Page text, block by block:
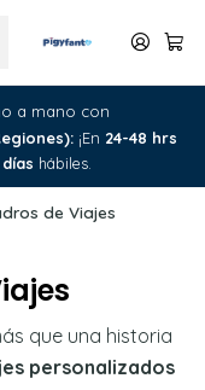
a mano con
¡En 24-48 hrs
hábiles.
de Viajes
que una historia
personalizados